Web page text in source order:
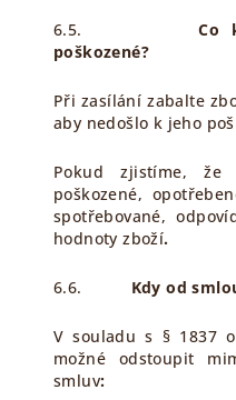
6.5.
Co
poškozené?
Při zasílání zabalte
aby nedošlo k jeho
Pokud zjistíme,
poškozené,
spotřebované,
hodnoty zboží.
6.6. Kdy od
V souladu s § 1837
možné odstoupit
smluv: